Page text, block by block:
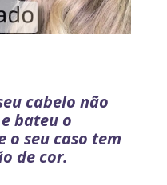
cabelo não
bateu o
o seu caso tem
de cor.